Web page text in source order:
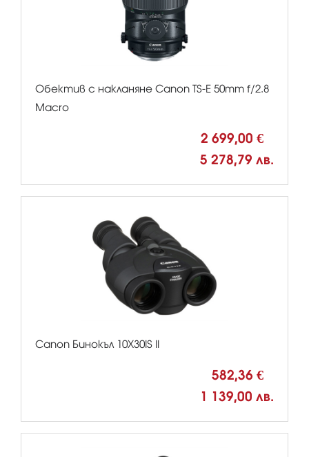
Обектив с накланяне Canon TS-E 50mm f/2.8
Macro
2 699,00 €
5 278,79 лв.
Canon Бинокъл 10X30IS II
582,36 €
1 139,00 лв.